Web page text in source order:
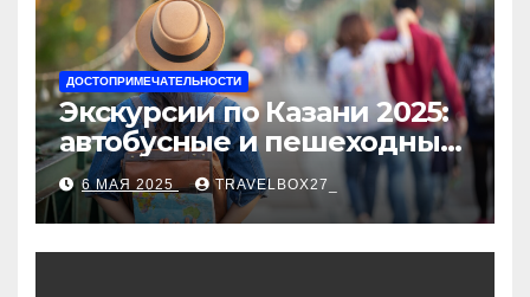
ДОСТОПРИМЕЧАТЕЛЬНОСТИ
Экскурсии по Казани 2025:
автобусные и пешеходные
туры от туроператора
«Казан360»
6 МАЯ 2025 TRAVELBOX27_